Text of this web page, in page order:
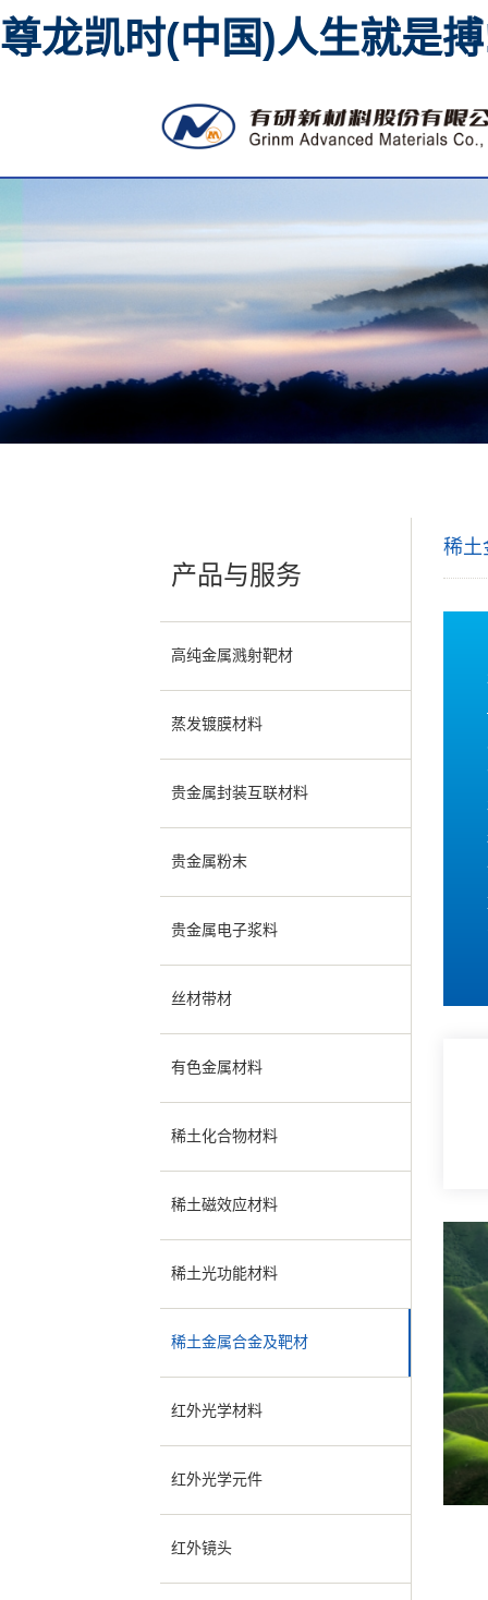
尊龙凯时(中国)人生就是
产品与服务
高纯金属溅射靶材
蒸发镀膜材料
贵金属封装互联材料
贵金属粉末
贵金属电子浆料
丝材带材
有色金属材料
稀土化合物材料
稀土磁效应材料
稀土光功能材料
稀土金属合金及靶材
红外光学材料
红外光学元件
红外镜头
稀土